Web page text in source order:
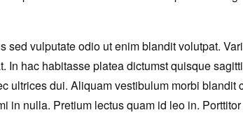
vulputate odio ut enim blandit volutpat.
In hac habitasse platea dictumst quisque
ultrices dui. Aliquam vestibulum morbi
in nulla. Pretium lectus quam id leo in.